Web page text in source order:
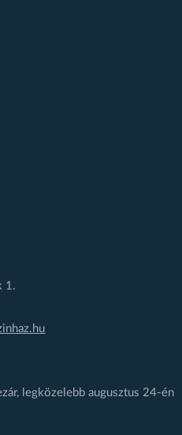
1.
legközelebb augusztus 24-én